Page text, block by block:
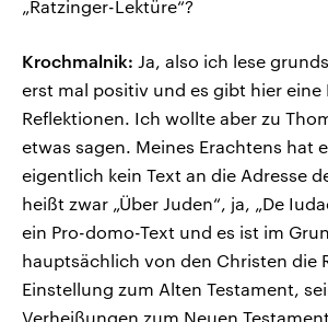
„Ratzinger-Lektüre“?
Krochmalnik: Ja, also ich lese
erst mal positiv und es gibt hier eine
Reflektionen. Ich wollte aber zu
etwas sagen. Meines Erachtens hat
eigentlich kein Text an die Adresse
heißt zwar „Über Juden“, ja, „De
ein Pro-domo-Text und es ist im
hauptsächlich von den Christen die
Einstellung zum Alten Testament,
Verheißungen zum Neuen